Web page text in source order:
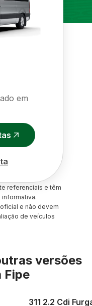
em
referenciais e têm
e não devem
de veículos
versões
Fipe
311 2.2 Cdi